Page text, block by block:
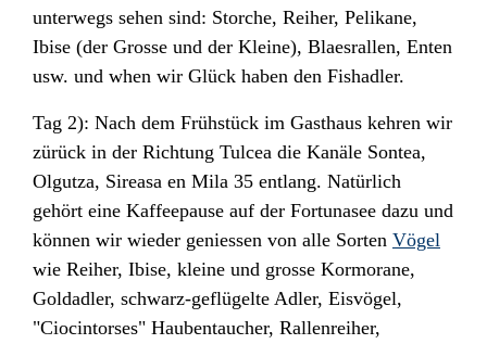
unterwegs sehen sind: Storche, Reiher, Pelikane,
Ibise (der Grosse und der Kleine), Blaesrallen, Enten
usw. und when wir Glück haben den Fishadler.
Tag 2): Nach dem Frühstück im Gasthaus kehren wir
zürück in der Richtung Tulcea die Kanäle Sontea,
Olgutza, Sireasa en Mila 35 entlang. Natürlich
gehört eine Kaffeepause auf der Fortunasee dazu und
können wir wieder geniessen von alle Sorten Vögel
wie Reiher, Ibise, kleine und grosse Kormorane,
Goldadler, schwarz-geflügelte Adler, Eisvögel,
"Ciocintorses" Haubentaucher, Rallenreiher,